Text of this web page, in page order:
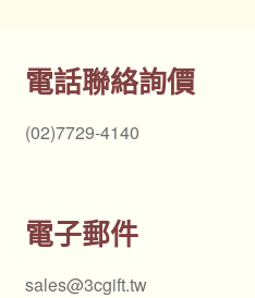
電話聯絡詢價
(02)7729-4140
電子郵件
sales@3cgift.tw